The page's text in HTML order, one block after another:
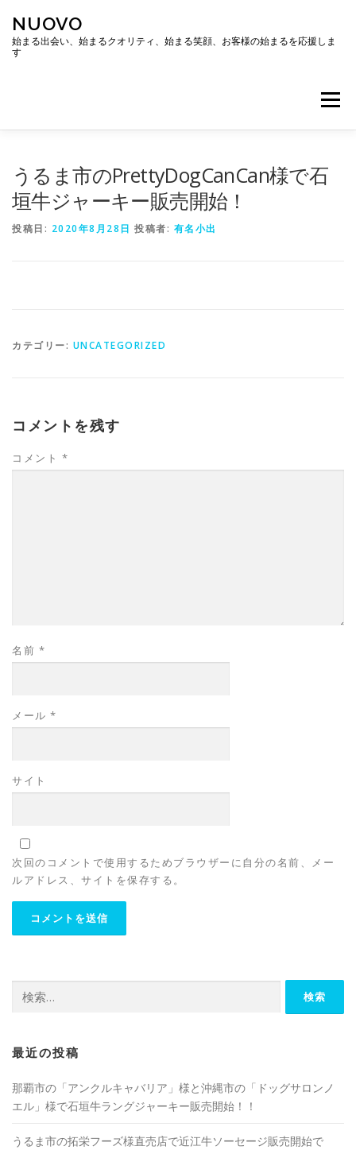
ッ
NUOVO
始まる出会い、始まるクオリティ、始まる笑顔、お客様の始まるを応援しま
す
メニュー
うるま市のPrettyDogCanCan様で石
垣牛ジャーキー販売開始！
投稿日: 2020年8月28日 投稿者: 有名小出
カテゴリー: UNCATEGORIZED
コメントを残す
コメント *
名前 *
メール *
サイト
次回のコメントで使用するためブラウザーに自分の名前、メー
ルアドレス、サイトを保存する。
索:
最近の投稿
那覇市の「アンクルキャバリア」様と沖縄市の「ドッグサロンノ
エル」様で石垣牛ラングジャーキー販売開始！！
うるま市の拓栄フーズ様直売店で近江牛ソーセージ販売開始で